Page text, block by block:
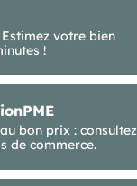
votre bien
!
bon prix : consultez
de commerce.